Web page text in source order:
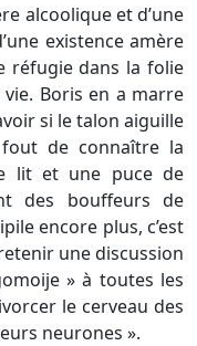
alcoolique et d’une
existence amère
réfugie dans la folie
Boris en a marre
si le talon aiguille
de connaître la
lit et une puce de
des bouffeurs de
encore plus, c’est
une discussion
» à toutes les
le cerveau des
neurones ».